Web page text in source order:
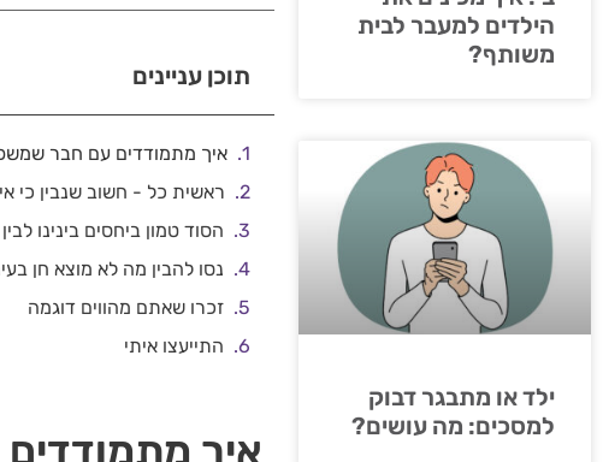
הילדים למעבר לבית
משותף?
ילד או מתבגר דבוק
למסכים: מה עושים?
תוכן עניינים
איך מתמודדים עם חבר
ראשית כל - חשוב שנבין כי
הסוד טמון ביחסים בינינו לבין
נסו להבין מה לא מוצא חן
זכרו שאתם מהווים דוגמה
התייעצו איתי
איך